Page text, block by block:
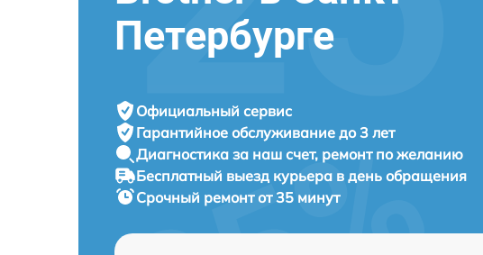
Петербурге
Официальный сервис
Гарантийное обслуживание до 3 лет
Диагностика за наш счет, ремонт по желанию
Бесплатный выезд курьера в день обращения
Срочный ремонтот 35 минут